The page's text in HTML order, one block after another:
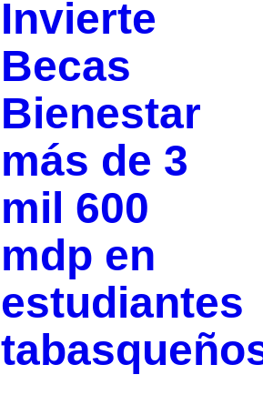
Invierte
Becas
Bienestar
más de 3
mil 600
mdp en
estudiantes